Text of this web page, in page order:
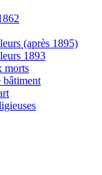
(après 1895)
1893
morts
bâtiment